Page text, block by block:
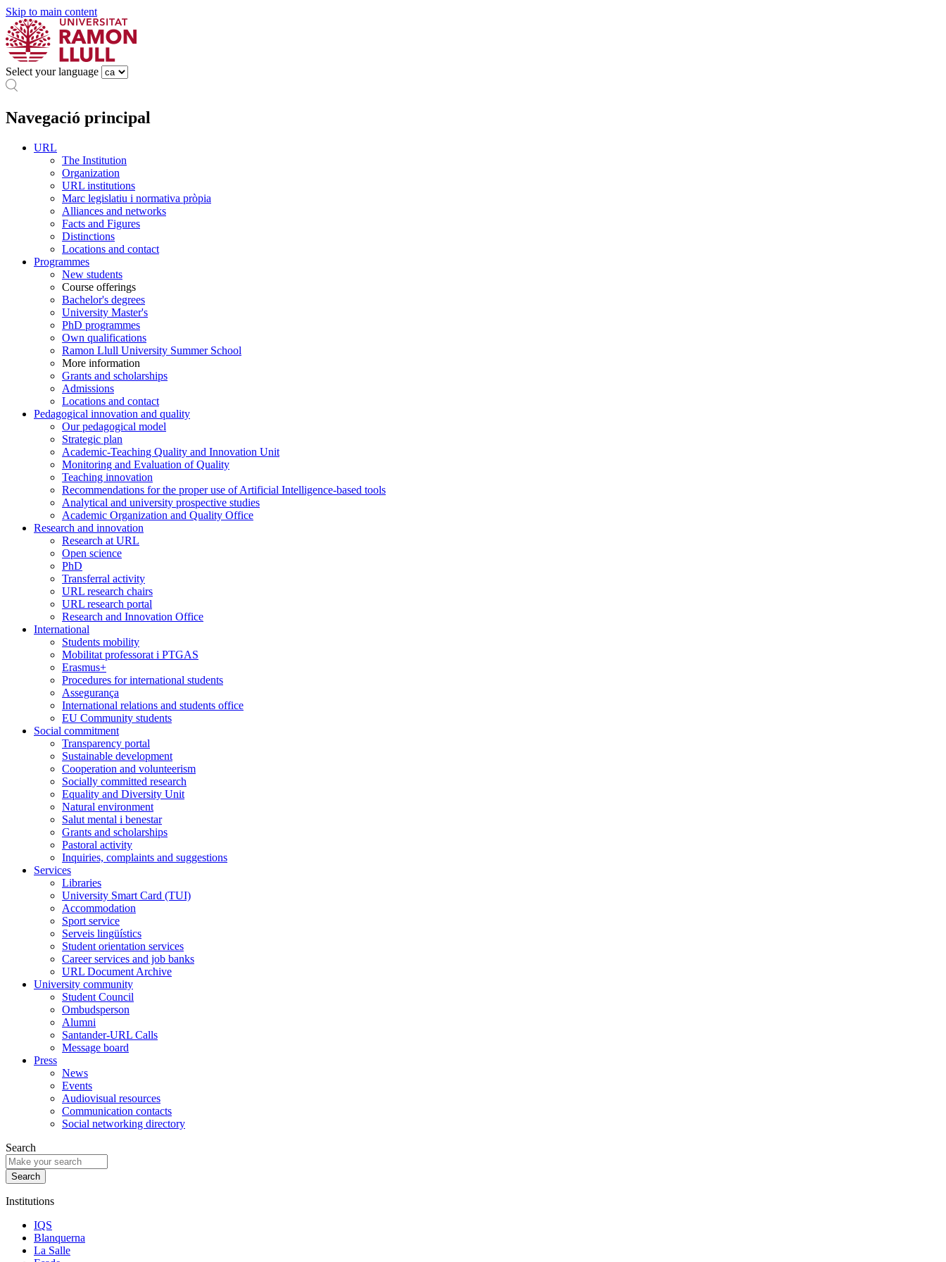
Skip to main content
Select your language
Navegació principal
URL
The Institution
Organization
URL institutions
Marc legislatiu i normativa pròpia
Alliances and networks
Facts and Figures
Distinctions
Locations and contact
Programmes
New students
Course offerings
Bachelor's degrees
University Master's
PhD programmes
Own qualifications
Ramon Llull University Summer School
More information
Grants and scholarships
Admissions
Locations and contact
Pedagogical innovation and quality
Our pedagogical model
Strategic plan
Academic-Teaching Quality and Innovation Unit
Monitoring and Evaluation of Quality
Teaching innovation
Recommendations for the proper use of Artificial Intelligence-based tools
Analytical and university prospective studies
Academic Organization and Quality Office
Research and innovation
Research at URL
Open science
PhD
Transferral activity
URL research chairs
URL research portal
Research and Innovation Office
International
Students mobility
Mobilitat professorat i PTGAS
Erasmus+
Procedures for international students
Assegurança
International relations and students office
EU Community students
Social commitment
Transparency portal
Sustainable development
Cooperation and volunteerism
Socially committed research
Equality and Diversity Unit
Natural environment
Salut mental i benestar
Grants and scholarships
Pastoral activity
Inquiries, complaints and suggestions
Services
Libraries
University Smart Card (TUI)
Accommodation
Sport service
Serveis lingüístics
Student orientation services
Career services and job banks
URL Document Archive
University community
Student Council
Ombudsperson
Alumni
Santander-URL Calls
Message board
Press
News
Events
Audiovisual resources
Communication contacts
Social networking directory
Search
Institutions
IQS
Blanquerna
La Salle